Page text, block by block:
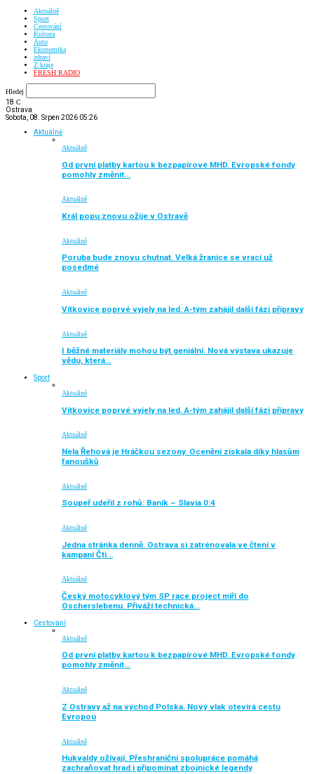
Aktuálně
Sport
Cestování
Kultura
Auto
Ekonomika
zdraví
Z kraje
FRESH RADIO
Hledej
18 C
Ostrava
Sobota, 08. Srpen 2026 05:26
Aktuálně
Aktuálně
Od první platby kartou k bezpapírové MHD. Evropské fondy
pomohly změnit…
Aktuálně
Král popu znovu ožije v Ostravě
Aktuálně
Poruba bude znovu chutnat. Velká žranice se vrací už
posedmé
Aktuálně
Vítkovice poprvé vyjely na led. A-tým zahájil další fázi přípravy
Aktuálně
I běžné materiály mohou být geniální. Nová výstava ukazuje
vědu, která…
Sport
Aktuálně
Vítkovice poprvé vyjely na led. A-tým zahájil další fázi přípravy
Aktuálně
Nela Řehová je Hráčkou sezony. Ocenění získala díky hlasům
fanoušků
Aktuálně
Soupeř udeřil z rohů: Baník – Slavia 0:4
Aktuálně
Jedna stránka denně. Ostrava si zatrénovala ve čtení v
kampani Čti…
Aktuálně
Český motocyklový tým SP race project míří do
Oscherslebenu. Přiváží technická…
Cestování
Aktuálně
Od první platby kartou k bezpapírové MHD. Evropské fondy
pomohly změnit…
Aktuálně
Z Ostravy až na východ Polska. Nový vlak otevírá cestu
Evropou
Aktuálně
Hukvaldy ožívají. Přeshraniční spolupráce pomáhá
zachraňovat hrad i připomínat zbojnické legendy